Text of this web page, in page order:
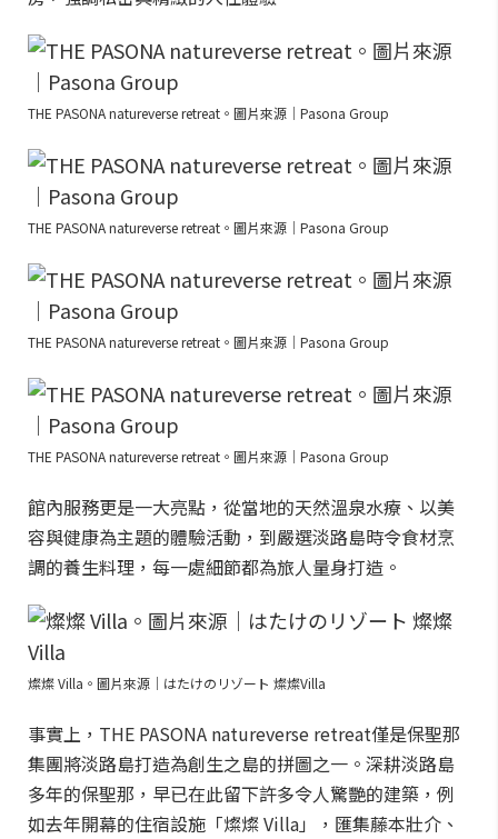
THE PASONA natureverse retreat。圖片來源｜Pasona Group
THE PASONA natureverse retreat。圖片來源｜Pasona Group
THE PASONA natureverse retreat。圖片來源｜Pasona Group
THE PASONA natureverse retreat。圖片來源｜Pasona Group
館內服務更是一大亮點，從當地的天然溫泉水療、以美
容與健康為主題的體驗活動，到嚴選淡路島時令食材烹
調的養生料理，每一處細節都為旅人量身打造。
燦燦 Villa。圖片來源｜はたけのリゾート 燦燦Villa
事實上，THE PASONA natureverse retreat僅是保聖那
集團將淡路島打造為創生之島的拼圖之一。深耕淡路島
多年的保聖那，早已在此留下許多令人驚艷的建築，例
如去年開幕的住宿設施「燦燦 Villa」，匯集藤本壯介、